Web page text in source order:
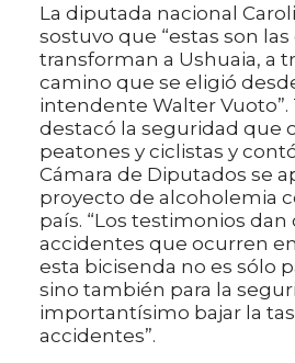
La diputada nacional
sostuvo que “estas son
transforman a Ushuaia, a
camino que se eligió
intendente Walter Vuoto”.
destacó la seguridad que
peatones y ciclistas y
Cámara de Diputados se
proyecto de alcoholemia
país. “Los testimonios
accidentes que ocurren
esta bicisenda no es sólo
sino también para la
importantísimo bajar la
accidentes”.